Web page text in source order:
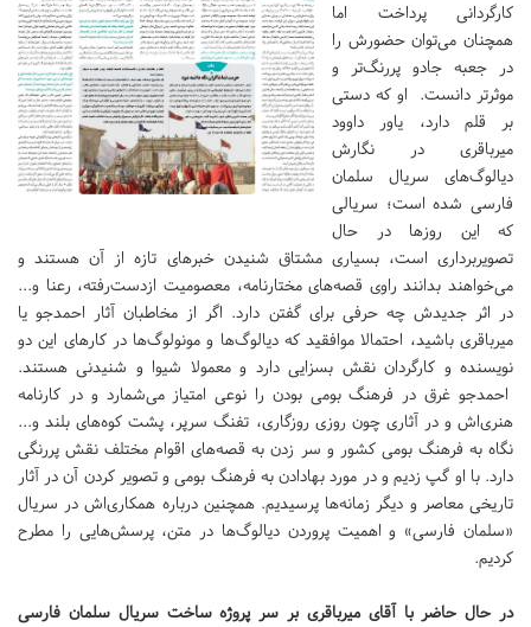
کارگردانی پرداخت اما
همچنان می‌توان حضورش را
در جعبه جادو پررنگ‌تر و
موثرتر دانست. او که دستی
بر قلم دارد، یاور داوود
میرباقری در نگارش
دیالوگ‌های سریال سلمان
فارسی شده است؛ سریالی
که این روزها در حال
تصویربرداری است، بسیاری مشتاق شنیدن خبرهای تازه از آن هستند و
می‌خواهند بدانند راوی قصه‌های مختارنامه، معصومیت ازدست‌رفته، رعنا و...
در اثر جدیدش چه حرفی برای گفتن دارد. اگر از مخاطبان آثار احمدجو یا
میرباقری باشید، احتمالا موافقید که دیالوگ‌ها و مونولوگ‌ها در کارهای این دو
نویسنده و کارگردان نقش بسزایی دارد و معمولا شیوا و شنیدنی هستند.
احمدجو غرق در فرهنگ بومی بودن را نوعی امتیاز می‌شمارد و در کارنامه
هنری‌اش و در آثاری چون روزی روزگاری، تفنگ سرپر، پشت کوه‌های بلند و...
نگاه به فرهنگ بومی کشور و سر زدن به قصه‌های اقوام مختلف نقش پررنگی
دارد. با او گپ زدیم و در مورد بهادادن به فرهنگ بومی و تصویر کردن آن در آثار
تاریخی معاصر و دیگر زمانه‌ها پرسیدیم. همچنین درباره همکاری‌اش در سریال
«سلمان فارسی» و اهمیت پروردن دیالوگ‌ها در متن، پرسش‌هایی را مطرح
کردیم.
در حال حاضر با آقای میرباقری بر سر پروژه ساخت‌ سریال سلمان فارسی